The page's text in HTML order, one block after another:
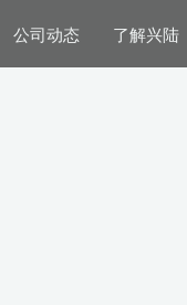
公司动态 了解兴陆